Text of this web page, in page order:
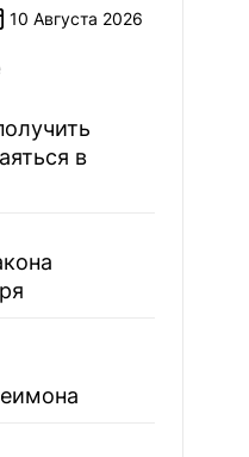
10 Августа 2026
в